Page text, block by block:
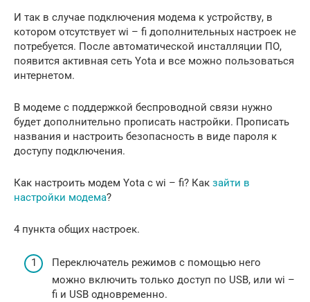
И так в случае подключения модема к устройству, в
котором отсутствует wi – fi дополнительных настроек не
потребуется. После автоматической инсталляции ПО,
появится активная сеть Yota и все можно пользоваться
интернетом.
В модеме с поддержкой беспроводной связи нужно
будет дополнительно прописать настройки. Прописать
названия и настроить безопасность в виде пароля к
доступу подключения.
Как настроить модем Yota с wi – fi? Как зайти в
настройки модема?
4 пункта общих настроек.
Переключатель режимов с помощью него
можно включить только доступ по USB, или wi –
fi и USB одновременно.